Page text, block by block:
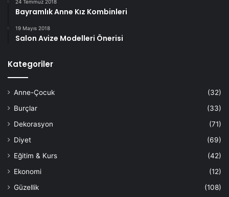
24 Temmuz 2018
Bayramlık Anne Kız Kombinleri
19 Mayıs 2018
Salon Avize Modelleri Önerisi
Kategoriler
Anne-Çocuk
(32)
Burçlar
(33)
Dekorasyon
(71)
Diyet
(69)
Eğitim & Kurs
(42)
Ekonomi
(12)
Güzellik
(108)